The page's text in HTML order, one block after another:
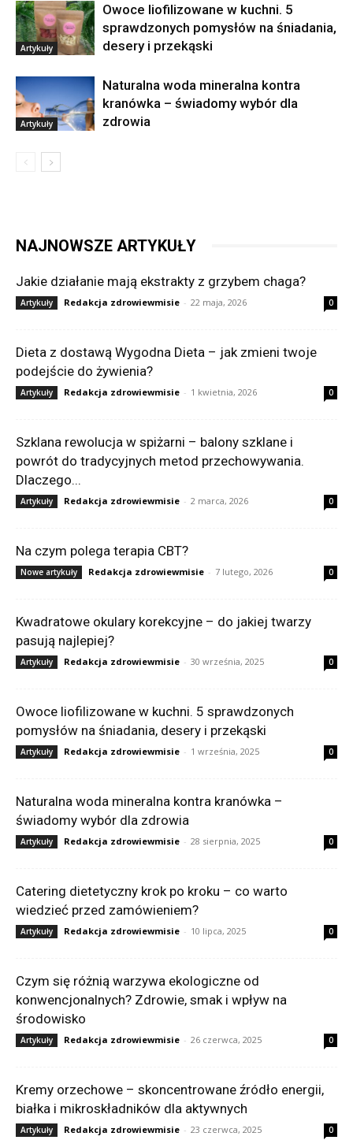
Artykuły
Owoce liofilizowane w kuchni. 5
sprawdzonych pomysłów na śniadania,
desery i przekąski
Artykuły
Naturalna woda mineralna kontra
kranówka – świadomy wybór dla
zdrowia
NAJNOWSZE ARTYKUŁY
Jakie działanie mają ekstrakty z grzybem chaga?
Artykuły Redakcja zdrowiewmisie - 22 maja, 2026 0
Dieta z dostawą Wygodna Dieta – jak zmieni twoje
podejście do żywienia?
Artykuły Redakcja zdrowiewmisie - 1 kwietnia, 2026 0
Szklana rewolucja w spiżarni – balony szklane i
powrót do tradycyjnych metod przechowywania.
Dlaczego...
Artykuły Redakcja zdrowiewmisie - 2 marca, 2026 0
Na czym polega terapia CBT?
Nowe artykuły Redakcja zdrowiewmisie - 7 lutego, 2026 0
Kwadratowe okulary korekcyjne – do jakiej twarzy
pasują najlepiej?
Artykuły Redakcja zdrowiewmisie - 30 września, 2025 0
Owoce liofilizowane w kuchni. 5 sprawdzonych
pomysłów na śniadania, desery i przekąski
Artykuły Redakcja zdrowiewmisie - 1 września, 2025 0
Naturalna woda mineralna kontra kranówka –
świadomy wybór dla zdrowia
Artykuły Redakcja zdrowiewmisie - 28 sierpnia, 2025 0
Catering dietetyczny krok po kroku – co warto
wiedzieć przed zamówieniem?
Artykuły Redakcja zdrowiewmisie - 10 lipca, 2025 0
Czym się różnią warzywa ekologiczne od
konwencjonalnych? Zdrowie, smak i wpływ na
środowisko
Artykuły Redakcja zdrowiewmisie - 26 czerwca, 2025 0
Kremy orzechowe – skoncentrowane źródło energii,
białka i mikroskładników dla aktywnych
Artykuły Redakcja zdrowiewmisie - 23 czerwca, 2025 0